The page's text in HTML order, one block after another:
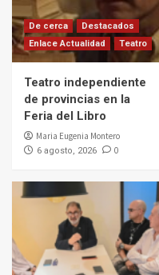
De cerca
Destacados
Enlace Actualidad
Teatro
Teatro independiente
de provincias en la
Feria del Libro
Maria Eugenia Montero
6 agosto, 2026 0